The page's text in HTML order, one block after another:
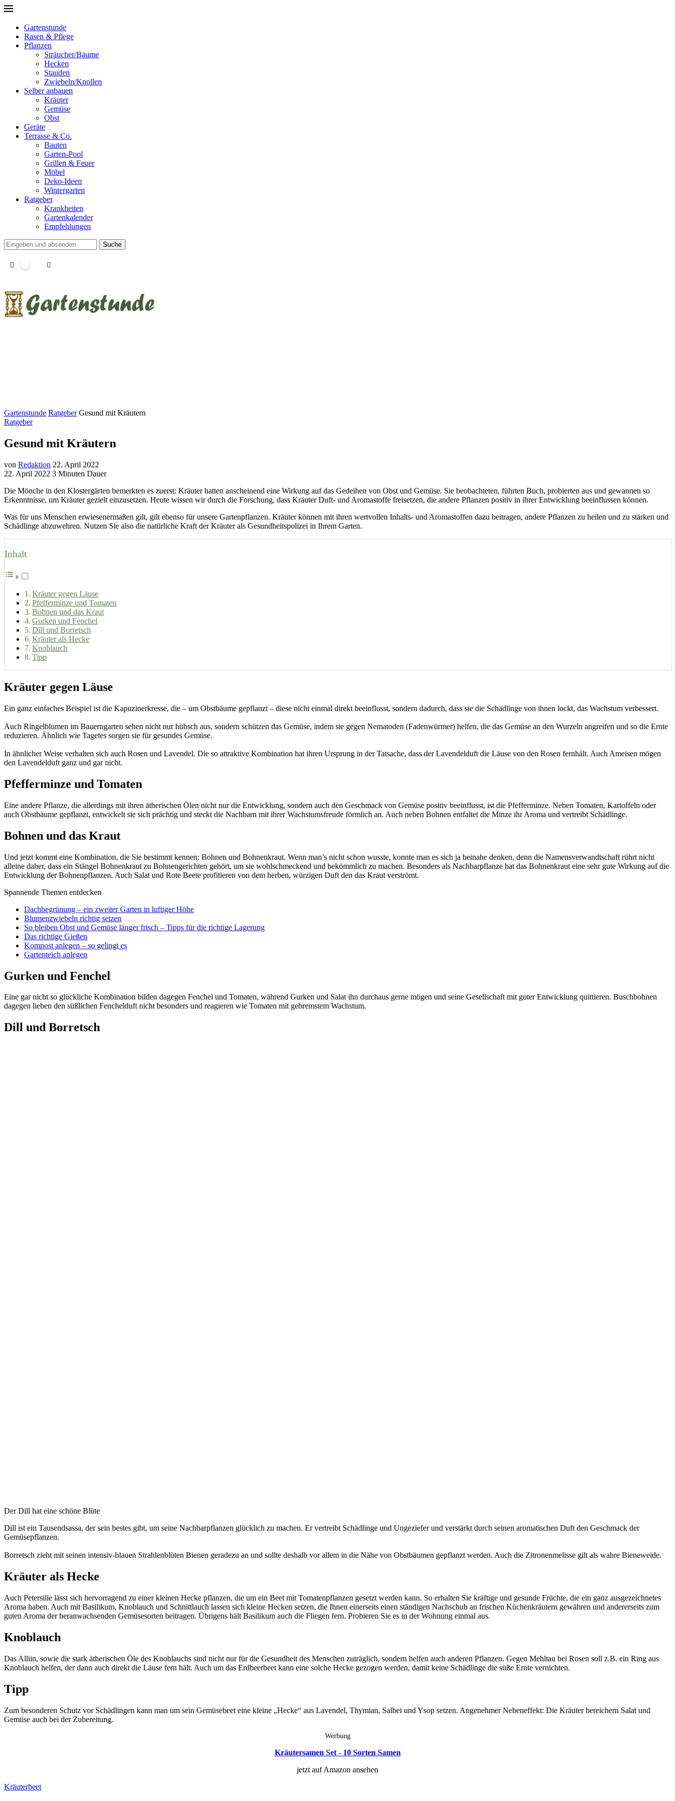
Gartenstunde
Rasen & Pflege
Pflanzen
Sträucher/Bäume
Hecken
Stauden
Zwiebeln/Knollen
Selber anbauen
Kräuter
Gemüse
Obst
Geräte
Terrasse & Co.
Bauten
Garten-Pool
Grillen & Feuer
Möbel
Deko-Ideen
Wintergarten
Ratgeber
Krankheiten
Gartenkalender
Empfehlungen
Suche
Gartenstunde Ratgeber Gesund mit Kräutern
Ratgeber
Gesund mit Kräutern
von Redaktion 22. April 2022
22. April 2022 3 Minuten Dauer
Die Mönche in den Klostergärten bemerkten es zuerst: Kräuter hatten anscheinend eine Wirkung auf das Gedeihen von Obst und Gemüse. Sie beobachteten, führten Buch, probierten aus und gewannen so
Erkenntnisse, um Kräuter gezielt einzusetzen. Heute wissen wir durch die Forschung, dass Kräuter Duft- und Aromastoffe freisetzen, die andere Pflanzen positiv in ihrer Entwicklung beeinflussen können.
Was für uns Menschen erwiesenermaßen gilt, gilt ebenso für unsere Gartenpflanzen. Kräuter können mit ihren wertvollen Inhalts- und Aromastoffen dazu beitragen, andere Pflanzen zu heilen und zu stärken und
Schädlinge abzuwehren. Nutzen Sie also die natürliche Kraft der Kräuter als Gesundheitspolizei in Ihrem Garten.
Inhalt
Kräuter gegen Läuse
Pfefferminze und Tomaten
Bohnen und das Kraut
Gurken und Fenchel
Dill und Borretsch
Kräuter als Hecke
Knoblauch
Tipp
Kräuter gegen Läuse
Ein ganz einfaches Beispiel ist die Kapuzinerkresse, die – um Obstbäume gepflanzt – diese nicht einmal direkt beeinflusst, sondern dadurch, dass sie die Schädlinge von ihnen lockt, das Wachstum verbessert.
Auch Ringelblumen im Bauerngarten sehen nicht nur hübsch aus, sondern schützen das Gemüse, indem sie gegen Nematoden (Fadenwürmer) helfen, die das Gemüse an den Wurzeln angreifen und so die Ernte
reduzieren. Ähnlich wie Tagetes sorgen sie für gesundes Gemüse.
In ähnlicher Weise verhalten sich auch Rosen und Lavendel. Die so attraktive Kombination hat ihren Ursprung in der Tatsache, dass der Lavendelduft die Läuse von den Rosen fernhält. Auch Ameisen mögen
den Lavendelduft ganz und gar nicht.
Pfefferminze und Tomaten
Eine andere Pflanze, die allerdings mit ihren ätherischen Ölen nicht nur die Entwicklung, sondern auch den Geschmack von Gemüse positiv beeinflusst, ist die Pfefferminze. Neben Tomaten, Kartoffeln oder
auch Obstbäume gepflanzt, entwickelt sie sich prächtig und steckt die Nachbarn mit ihrer Wachstumsfreude förmlich an. Auch neben Bohnen entfaltet die Minze ihr Aroma und vertreibt Schädlinge.
Bohnen und das Kraut
Und jetzt kommt eine Kombination, die Sie bestimmt kennen: Bohnen und Bohnenkraut. Wenn man’s nicht schon wusste, konnte man es sich ja beinahe denken, denn die Namensverwandtschaft rührt nicht
alleine daher, dass ein Stängel Bohnenkraut zu Bohnengerichten gehört, um sie wohlschmeckend und bekömmlich zu machen. Besonders als Nachbarpflanze hat das Bohnenkraut eine sehr gute Wirkung auf die
Entwicklung der Bohnenpflanzen. Auch Salat und Rote Beete profitieren von dem herben, würzigen Duft den das Kraut verströmt.
Spannende Themen entdecken
Dachbegrünung – ein zweiter Garten in luftiger Höhe
Blumenzwiebeln richtig setzen
So bleiben Obst und Gemüse länger frisch – Tipps für die richtige Lagerung
Das richtige Gießen
Kompost anlegen – so gelingt es
Gartenteich anlegen
Gurken und Fenchel
Eine gar nicht so glückliche Kombination bilden dagegen Fenchel und Tomaten, während Gurken und Salat ihn durchaus gerne mögen und seine Gesellschaft mit guter Entwicklung quittieren. Buschbohnen
dagegen lieben den süßlichen Fenchelduft nicht besonders und reagieren wie Tomaten mit gebremstem Wachstum.
Dill und Borretsch
Der Dill hat eine schöne Blüte
Dill ist ein Tausendsassa, der sein bestes gibt, um seine Nachbarpflanzen glücklich zu machen. Er vertreibt Schädlinge und Ungeziefer und verstärkt durch seinen aromatischen Duft den Geschmack der
Gemüsepflanzen.
Borretsch zieht mit seinen intensiv-blauen Strahlenblüten Bienen geradezu an und sollte deshalb vor allem in die Nähe von Obstbäumen gepflanzt werden. Auch die Zitronenmelisse gilt als wahre Bieneweide.
Kräuter als Hecke
Auch Petersilie lässt sich hervorragend zu einer kleinen Hecke pflanzen, die um ein Beet mit Tomatenpflanzen gesetzt werden kann. So erhalten Sie kräftige und gesunde Früchte, die ein ganz ausgezeichnetes
Aroma haben. Auch mit Basilikum, Knoblauch und Schnittlauch lassen sich kleine Hecken setzen, die Ihnen einerseits einen ständigen Nachschub an frischen Küchenkräutern gewähren und andererseits zum
guten Aroma der heranwachsenden Gemüsesorten beitragen. Übrigens hält Basilikum auch die Fliegen fern. Probieren Sie es in der Wohnung einmal aus.
Knoblauch
Das Alliin, sowie die stark ätherischen Öle des Knoblauchs sind nicht nur für die Gesundheit des Menschen zuträglich, sondern helfen auch anderen Pflanzen. Gegen Mehltau bei Rosen soll z.B. ein Ring aus
Knoblauch helfen, der dann auch direkt die Läuse fern hält. Auch um das Erdbeerbeet kann eine solche Hecke gezogen werden, damit keine Schädlinge die süße Ernte vernichten.
Tipp
Zum besonderen Schutz vor Schädlingen kann man um sein Gemüsebeet eine kleine „Hecke“ aus Lavendel, Thymian, Salbei und Ysop setzen. Angenehmer Nebeneffekt: Die Kräuter bereichern Salat und
Gemüse auch bei der Zubereitung.
Werbung
Kräutersamen Set - 10 Sorten Samen
jetzt auf Amazon ansehen
Kräuterbeet